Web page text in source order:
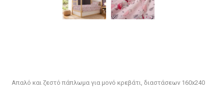
Απαλό και ζεστό πάπλωμα για μονό κρεβάτι, διαστάσεων 160x240